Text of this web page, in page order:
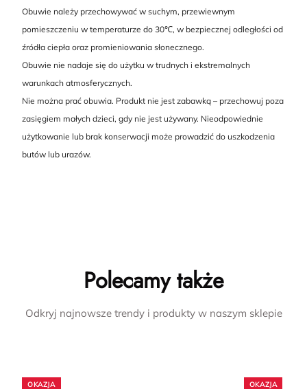
Obuwie należy przechowywać w suchym, przewiewnym
pomieszczeniu w temperaturze do 30℃, w bezpiecznej odległości od
źródła ciepła oraz promieniowania słonecznego.
Obuwie nie nadaje się do użytku w trudnych i ekstremalnych
warunkach atmosferycznych.
Nie można prać obuwia. Produkt nie jest zabawką – przechowuj poza
zasięgiem małych dzieci, gdy nie jest używany. Nieodpowiednie
użytkowanie lub brak konserwacji może prowadzić do uszkodzenia
butów lub urazów.
Polecamy także
Odkryj najnowsze trendy i produkty w naszym sklepie